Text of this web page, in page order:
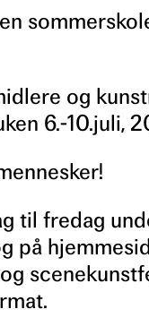
og
6.-10.juli,
til fredag
på